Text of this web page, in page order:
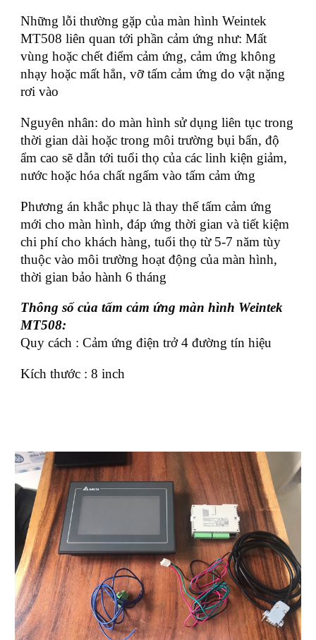
Những lỗi thường gặp của màn hình Weintek
MT508 liên quan tới phần cảm ứng như: Mất
vùng hoặc chết điểm cảm ứng, cảm ứng không
nhạy hoặc mất hẳn, vỡ tấm cảm ứng do vật nặng
rơi vào
Nguyên nhân: do màn hình sử dụng liên tục trong
thời gian dài hoặc trong môi trường bụi bẩn, độ
ẩm cao sẽ dẫn tới tuổi thọ của các linh kiện giảm,
nước hoặc hóa chất ngấm vào tấm cảm ứng
Phương án khắc phục là thay thế tấm cảm ứng
mới cho màn hình, đáp ứng thời gian và tiết kiệm
chi phí cho khách hàng, tuổi thọ từ 5-7 năm tùy
thuộc vào môi trường hoạt động của màn hình,
thời gian bảo hành 6 tháng
Thông số của tấm cảm ứng màn hình Weintek
MT508:
Quy cách : Cảm ứng điện trở 4 đường tín hiệu
Kích thước : 8 inch